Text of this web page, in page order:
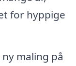
for hyppige
ny maling på